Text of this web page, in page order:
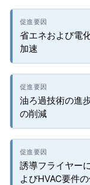
省エネおよび電
加速
油ろ過技術の進
の削減
誘導フライヤー
よびHVAC要件